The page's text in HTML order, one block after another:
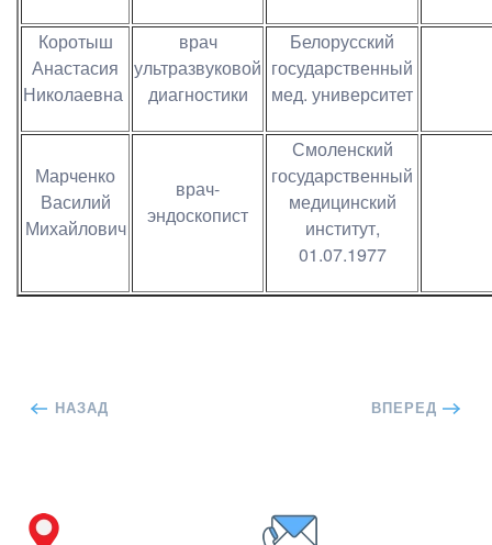
Коротыш
Анастасия
Николаевна
врач
ультразвуковой
диагностики
Белорусский
государственный
мед. университет
Марченко
Василий
Михайлович
врач-
эндоскопист
Смоленский
государственный
медицинский
институт,
01.07.1977
НАЗАД ВПЕРЕД